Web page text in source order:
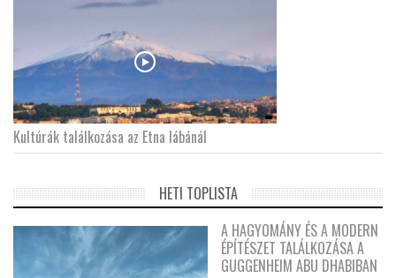
Kultúrák találkozása az Etna lábánál
HETI TOPLISTA
A HAGYOMÁNY ÉS A MODERN
ÉPÍTÉSZET TALÁLKOZÁSA A
GUGGENHEIM ABU DHABIBAN